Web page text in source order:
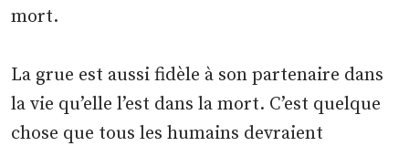
mort.
La grue est aussi fidèle à son partenaire dans
la vie qu’elle l’est dans la mort. C’est quelque
chose que tous les humains devraient